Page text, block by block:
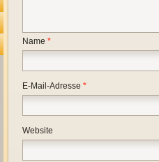
Name *
E-Mail-Adresse *
Website